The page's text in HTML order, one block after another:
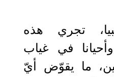
تجري هذه
في غياب
ما يقوّض أيّ